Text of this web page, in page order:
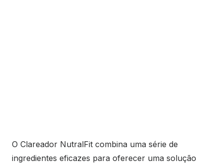
O Clareador NutralFit combina uma série de
ingredientes eficazes para oferecer uma solução